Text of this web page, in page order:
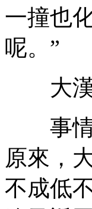
一撞也
呢。”
大漢
事情
原來，
不成低